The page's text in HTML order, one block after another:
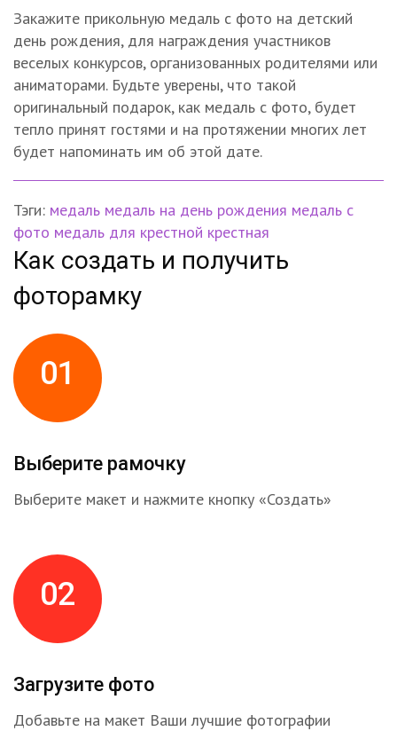
Закажите прикольную медаль с фото на детский
день рождения, для награждения участников
веселых конкурсов, организованных родителями или
аниматорами. Будьте уверены, что такой
оригинальный подарок, как медаль с фото, будет
тепло принят гостями и на протяжении многих лет
будет напоминать им об этой дате.
Тэги: медаль медаль на день рождения медаль с
фото медаль для крестной крестная
Как создать и получить
фоторамку
01
Выберите рамочку
Выберите макет и нажмите кнопку «Создать»
02
Загрузите фото
Добавьте на макет Ваши лучшие фотографии